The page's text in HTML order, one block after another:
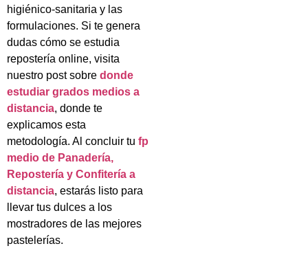
higiénico-sanitaria y las
formulaciones. Si te genera
dudas cómo se estudia
repostería online, visita
nuestro post sobre donde
estudiar grados medios a
distancia, donde te
explicamos esta
metodología. Al concluir tu fp
medio de Panadería,
Repostería y Confitería a
distancia, estarás listo para
llevar tus dulces a los
mostradores de las mejores
pastelerías.